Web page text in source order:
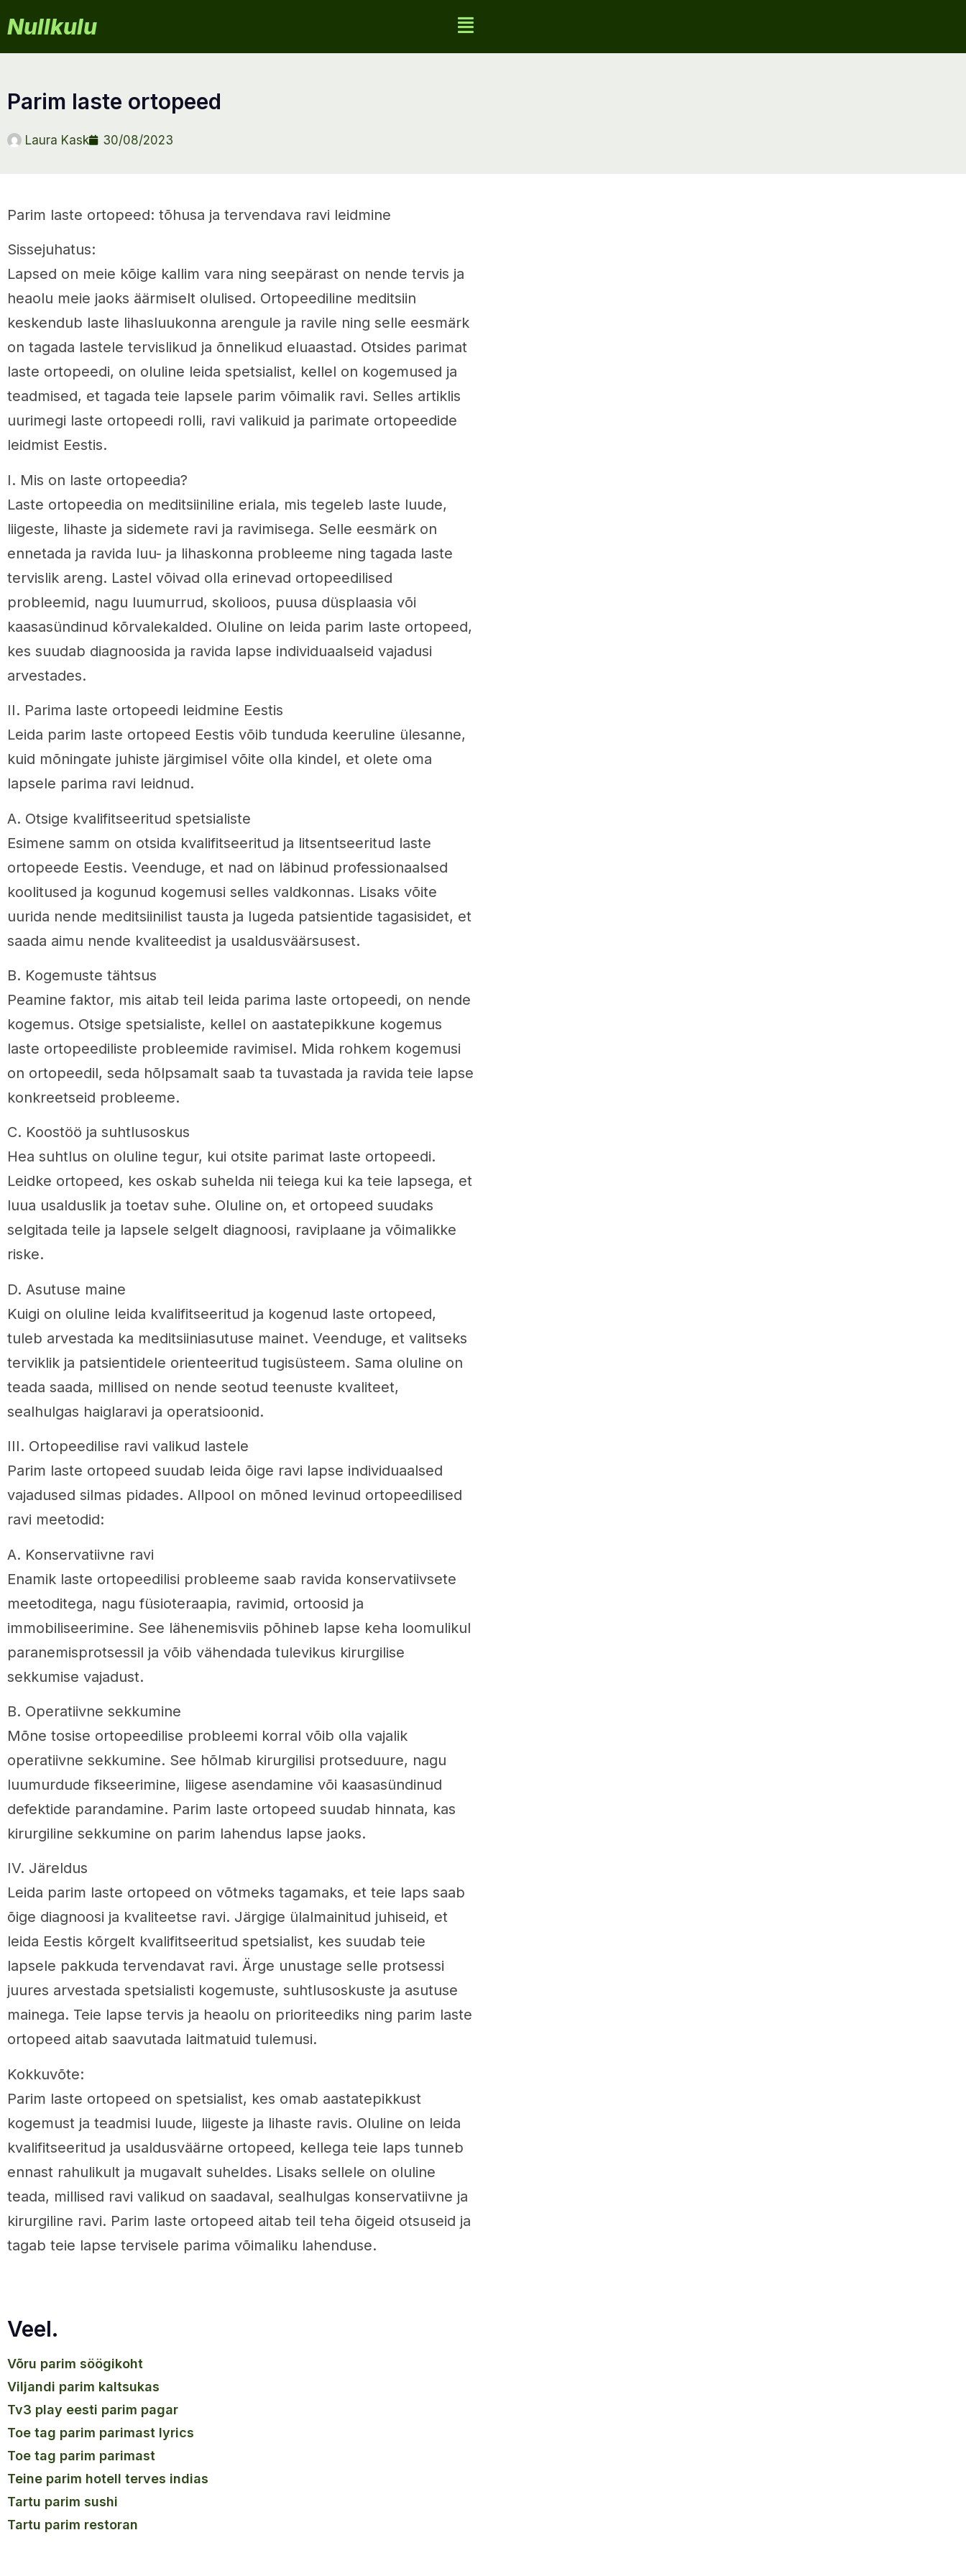
Nullkulu
parim laste ortopeed
Laura Kask 30/08/2023
Parim laste ortopeed: tõhusa ja tervendava ravi leidmine
Sissejuhatus:
Lapsed on meie kõige kallim vara ning seepärast on nende tervis ja
heaolu meie jaoks äärmiselt olulised. Ortopeediline meditsiin
keskendub laste lihasluukonna arengule ja ravile ning selle eesmärk
on tagada lastele tervislikud ja õnnelikud eluaastad. Otsides parimat
laste ortopeedi, on oluline leida spetsialist, kellel on kogemused ja
teadmised, et tagada teie lapsele parim võimalik ravi. Selles artiklis
uurimegi laste ortopeedi rolli, ravi valikuid ja parimate ortopeedide
leidmist Eestis.
I. Mis on laste ortopeedia?
Laste ortopeedia on meditsiiniline eriala, mis tegeleb laste luude,
liigeste, lihaste ja sidemete ravi ja ravimisega. Selle eesmärk on
ennetada ja ravida luu- ja lihaskonna probleeme ning tagada laste
tervislik areng. Lastel võivad olla erinevad ortopeedilised
probleemid, nagu luumurrud, skolioos, puusa düsplaasia või
kaasasündinud kõrvalekalded. Oluline on leida parim laste ortopeed,
kes suudab diagnoosida ja ravida lapse individuaalseid vajadusi
arvestades.
II. Parima laste ortopeedi leidmine Eestis
Leida parim laste ortopeed Eestis võib tunduda keeruline ülesanne,
kuid mõningate juhiste järgimisel võite olla kindel, et olete oma
lapsele parima ravi leidnud.
A. Otsige kvalifitseeritud spetsialiste
Esimene samm on otsida kvalifitseeritud ja litsentseeritud laste
ortopeede Eestis. Veenduge, et nad on läbinud professionaalsed
koolitused ja kogunud kogemusi selles valdkonnas. Lisaks võite
uurida nende meditsiinilist tausta ja lugeda patsientide tagasisidet, et
saada aimu nende kvaliteedist ja usaldusväärsusest.
B. Kogemuste tähtsus
Peamine faktor, mis aitab teil leida parima laste ortopeedi, on nende
kogemus. Otsige spetsialiste, kellel on aastatepikkune kogemus
laste ortopeediliste probleemide ravimisel. Mida rohkem kogemusi
on ortopeedil, seda hõlpsamalt saab ta tuvastada ja ravida teie lapse
konkreetseid probleeme.
C. Koostöö ja suhtlusoskus
Hea suhtlus on oluline tegur, kui otsite parimat laste ortopeedi.
Leidke ortopeed, kes oskab suhelda nii teiega kui ka teie lapsega, et
luua usalduslik ja toetav suhe. Oluline on, et ortopeed suudaks
selgitada teile ja lapsele selgelt diagnoosi, raviplaane ja võimalikke
riske.
D. Asutuse maine
Kuigi on oluline leida kvalifitseeritud ja kogenud laste ortopeed,
tuleb arvestada ka meditsiiniasutuse mainet. Veenduge, et valitseks
terviklik ja patsientidele orienteeritud tugisüsteem. Sama oluline on
teada saada, millised on nende seotud teenuste kvaliteet,
sealhulgas haiglaravi ja operatsioonid.
III. Ortopeedilise ravi valikud lastele
Parim laste ortopeed suudab leida õige ravi lapse individuaalsed
vajadused silmas pidades. Allpool on mõned levinud ortopeedilised
ravi meetodid:
A. Konservatiivne ravi
Enamik laste ortopeedilisi probleeme saab ravida konservatiivsete
meetoditega, nagu füsioteraapia, ravimid, ortoosid ja
immobiliseerimine. See lähenemisviis põhineb lapse keha loomulikul
paranemisprotsessil ja võib vähendada tulevikus kirurgilise
sekkumise vajadust.
B. Operatiivne sekkumine
Mõne tosise ortopeedilise probleemi korral võib olla vajalik
operatiivne sekkumine. See hõlmab kirurgilisi protseduure, nagu
luumurdude fikseerimine, liigese asendamine või kaasasündinud
defektide parandamine. Parim laste ortopeed suudab hinnata, kas
kirurgiline sekkumine on parim lahendus lapse jaoks.
IV. Järeldus
Leida parim laste ortopeed on võtmeks tagamaks, et teie laps saab
õige diagnoosi ja kvaliteetse ravi. Järgige ülalmainitud juhiseid, et
leida Eestis kõrgelt kvalifitseeritud spetsialist, kes suudab teie
lapsele pakkuda tervendavat ravi. Ärge unustage selle protsessi
juures arvestada spetsialisti kogemuste, suhtlusoskuste ja asutuse
mainega. Teie lapse tervis ja heaolu on prioriteediks ning parim laste
ortopeed aitab saavutada laitmatuid tulemusi.
Kokkuvõte:
Parim laste ortopeed on spetsialist, kes omab aastatepikkust
kogemust ja teadmisi luude, liigeste ja lihaste ravis. Oluline on leida
kvalifitseeritud ja usaldusväärne ortopeed, kellega teie laps tunneb
ennast rahulikult ja mugavalt suheldes. Lisaks sellele on oluline
teada, millised ravi valikud on saadaval, sealhulgas konservatiivne ja
kirurgiline ravi. Parim laste ortopeed aitab teil teha õigeid otsuseid ja
tagab teie lapse tervisele parima võimaliku lahenduse.
Veel.
võru parim söögikoht
viljandi parim kaltsukas
tv3 play eesti parim pagar
toe tag parim parimast lyrics
toe tag parim parimast
teine parim hotell terves indias
tartu parim sushi
tartu parim restoran